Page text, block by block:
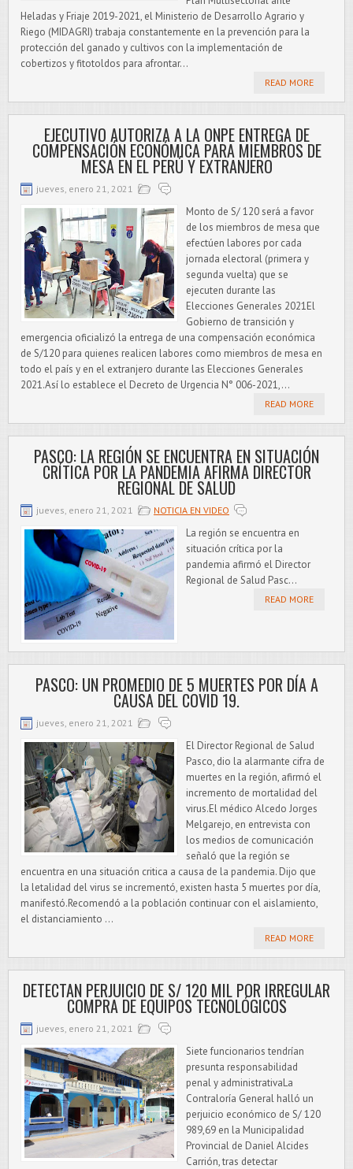
Heladas y Friaje 2019-2021, el Ministerio de Desarrollo Agrario y
Riego (MIDAGRI) trabaja constantemente en la prevención para la
protección del ganado y cultivos con la implementación de
cobertizos y fitotoldos para afrontar...
READ MORE
EJECUTIVO AUTORIZA A LA ONPE ENTREGA DE
COMPENSACIÓN ECONÓMICA PARA MIEMBROS DE
MESA EN EL PERÚ Y EXTRANJERO
jueves, enero 21, 2021
Monto de S/ 120 será a favor
de los miembros de mesa que
efectúen labores por cada
jornada electoral (primera y
segunda vuelta) que se
ejecuten durante las
Elecciones Generales 2021El
Gobierno de transición y
emergencia oficializó la entrega de una compensación económica
de S/120 para quienes realicen labores como miembros de mesa en
todo el país y en el extranjero durante las Elecciones Generales
2021.Así lo establece el Decreto de Urgencia N° 006-2021,...
READ MORE
PASCO: LA REGIÓN SE ENCUENTRA EN SITUACIÓN
CRÍTICA POR LA PANDEMIA AFIRMA DIRECTOR
REGIONAL DE SALUD
jueves, enero 21, 2021 NOTICIA EN VIDEO
La región se encuentra en
situación crítica por la
pandemia afirmó el Director
Regional de Salud Pasc...
READ MORE
PASCO: UN PROMEDIO DE 5 MUERTES POR DÍA A
CAUSA DEL COVID 19.
jueves, enero 21, 2021
El Director Regional de Salud
Pasco, dio la alarmante cifra de
muertes en la región, afirmó el
incremento de mortalidad del
virus.El médico Alcedo Jorges
Melgarejo, en entrevista con
los medios de comunicación
señaló que la región se
encuentra en una situación critica a causa de la pandemia. Dijo que
la letalidad del virus se incrementó, existen hasta 5 muertes por día,
manifestó.Recomendó a la población continuar con el aislamiento,
el distanciamiento ...
READ MORE
DETECTAN PERJUICIO DE S/ 120 MIL POR IRREGULAR
COMPRA DE EQUIPOS TECNOLÓGICOS
jueves, enero 21, 2021
Siete funcionarios tendrían
presunta responsabilidad
penal y administrativaLa
Contraloría General halló un
perjuicio económico de S/ 120
989,69 en la Municipalidad
Provincial de Daniel Alcides
Carrión, tras detectar